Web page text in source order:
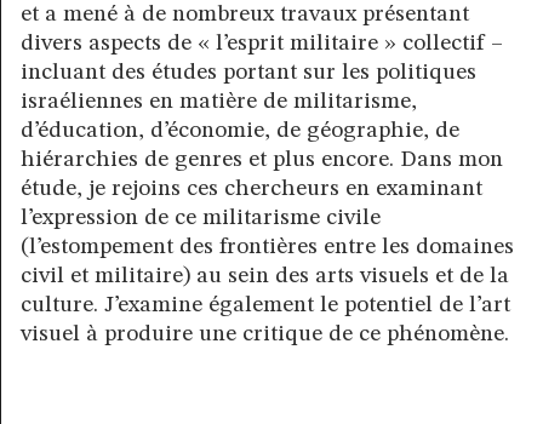
et a mené à de nombreux travaux présentant
divers aspects de « l’esprit militaire » collectif –
incluant des études portant sur les politiques
israéliennes en matière de militarisme,
d’éducation, d’économie, de géographie, de
hiérarchies de genres et plus encore. Dans mon
étude, je rejoins ces chercheurs en examinant
l’expression de ce militarisme civile
(l’estompement des frontières entre les domaines
civil et militaire) au sein des arts visuels et de la
culture. J’examine également le potentiel de l’art
visuel à produire une critique de ce phénomène.